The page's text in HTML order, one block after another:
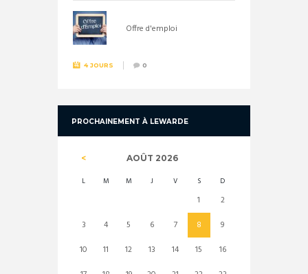
Offre d'emploi
4 JOURS 0
PROCHAINEMENT À LEWARDE
AOÛT 2026
L M M J V S D
1
2
3
4 5 6 7 8
9
10
11 12 13 14 15
16